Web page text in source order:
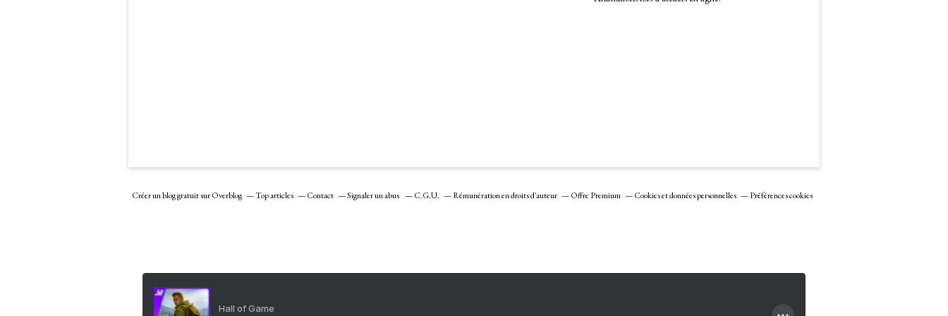
Créer un blog gratuit sur Overblog Top articles Contact Signaler un abus C.G.U. Rémunération en droits d'auteur Offre Premium Cookies et données personnelles Préférences cookies
Hall of Game